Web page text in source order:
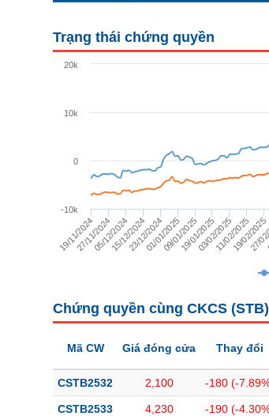
Trạng thái chứng quyền
19/11/2024
27/11/202405/12/202415/12/202423/12/202401/01/202509/01/202519/01/202503/02/202511/02/202519/02/2025
27/
-10k
0
10k
20k
Chứng quyền cùng CKCS (STB)
Mã CW Giá đóng cửa Thay đổi
CSTB2532 2,100 -180 (-
CSTB2533 4,230 -190 (-
NGUYÊN VẬT LIỆU
TIÊU DÙNG KHÔNG THIẾT YẾU
CHĂM SÓC SỨC KHỎE
TÀI CHÍNH
CÔNG NGHỆ THÔNG TIN
BẤT ĐỘNG SẢN
Mã chứng khoán(-)
Cổ phiếu Chỉ số Chứng chỉ